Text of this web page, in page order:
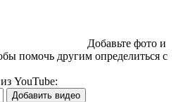
Добавьте фото и
помочь другим определиться с
YouTube:
Добавить видео